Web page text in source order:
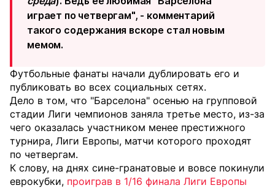
играет по четвергам", - комментарий
такого содержания вскоре стал новым
мемом.
Футбольные фанаты начали дублировать его и
публиковать во всех социальных сетях.
Дело в том, что "Барселона" осенью на групповой
стадии Лиги чемпионов заняла третье место, из-за
чего оказалась участником менее престижного
турнира, Лиги Европы, матчи которого проходят
по четвергам.
К слову, на днях сине-гранатовые и вовсе покинули
еврокубки, проиграв в 1/16 финала Лиги Европы